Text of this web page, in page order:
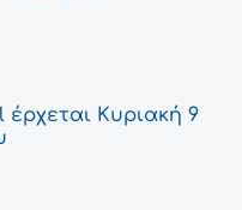
Κυριακή 9